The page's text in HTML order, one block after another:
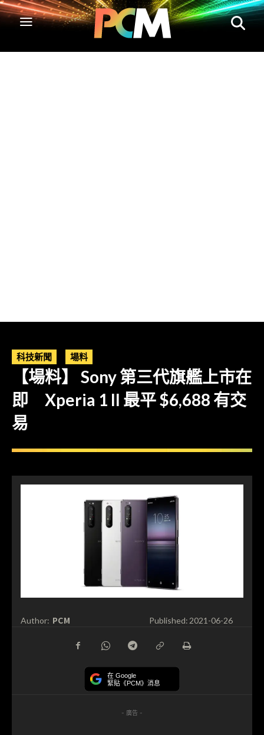
科技新聞 場料
【場料】 Sony 第三代旗艦上市在
即 Xperia 1 II 最平 $6,688 有交
易
Author: PCM Published:2021-06-26
在 Google
緊貼《PCM》消息
- 廣告 -